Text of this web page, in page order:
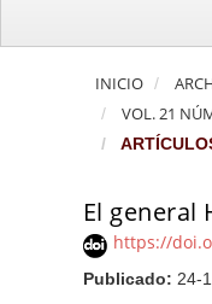
INICIO
VOL. 21
El general
https://
Publicado: 24-